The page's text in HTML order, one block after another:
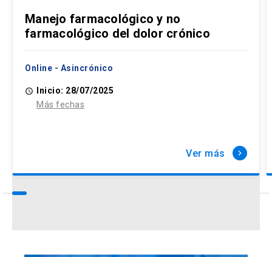
Manejo farmacológico y no
farmacológico del dolor crónico
Online - Asincrónico
access_time
Inicio: 28/07/2025
Más fechas
Ver más keyboard_arrow_right